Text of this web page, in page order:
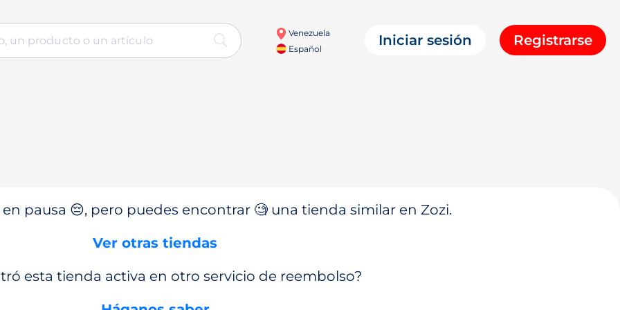
Venezuela
Español
Iniciar sesión Registrarse
pausa 😔, pero puedes encontrar 🧐 una tienda similar en Zozi.
Ver otras tiendas
esta tienda activa en otro servicio de reembolso?